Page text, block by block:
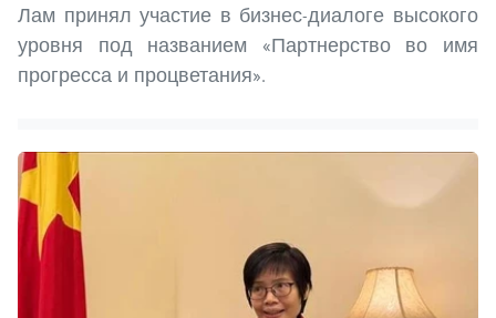
Лам принял участие в бизнес-диалоге высокого
уровня под названием «Партнерство во имя
прогресса и процветания».